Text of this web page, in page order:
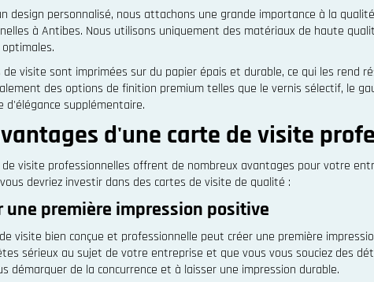
design personnalisé, nous attachons une grande importance à la
à Antibes. Nous utilisons uniquement des matériaux de haute
de visite sont imprimées sur du papier épais et durable, ce qui les rend
des options de finition premium telles que le vernis sélectif, le
d'élégance supplémentaire.
d'une carte de visite
visite professionnelles offrent de nombreux avantages pour votre
devriez investir dans des cartes de visite de qualité :
une première impression positive
visite bien conçue et professionnelle peut créer une première
sérieux au sujet de votre entreprise et que vous vous souciez des
démarquer de la concurrence et à laisser une impression durable.